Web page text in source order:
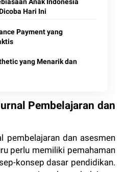
Hari Ini
Payment yang
yang Menarik dan
Pembelajaran dan
pembelajaran dan asesmen
perlu memiliki pemahaman
konsep dasar pendidikan.